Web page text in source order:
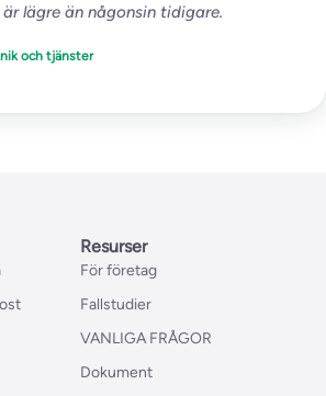
lägre än någonsin tidigare.
och tjänster
Resurser
För företag
Fallstudier
VANLIGA FRÅGOR
Dokument